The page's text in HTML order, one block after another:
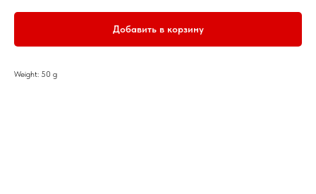
Добавить в корзину
Weight: 50 g